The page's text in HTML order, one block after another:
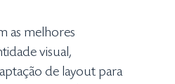
as melhores
visual,
de layout para